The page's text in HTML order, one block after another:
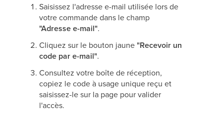
Saisissez l'adresse e-mail utilisée lors de
votre commande dans le champ
"Adresse e-mail".
Cliquez sur le bouton jaune"Recevoir un
code par e-mail".
Consultez votre boîte de réception,
copiez le code à usage unique reçu et
saisissez-le sur la page pour valider
l'accès.